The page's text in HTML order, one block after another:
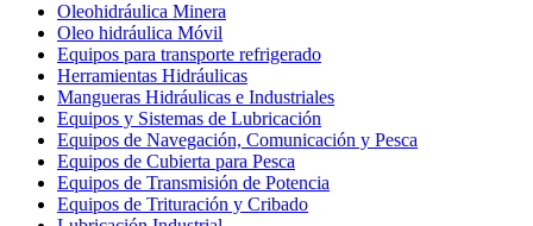
Oleohidráulica Minera
Oleo hidráulica Móvil
Equipos para transporte refrigerado
Herramientas Hidráulicas
Mangueras Hidráulicas e Industriales
Equipos y Sistemas de Lubricación
Equipos de Navegación, Comunicación y Pesca
Equipos de Cubierta para Pesca
Equipos de Transmisión de Potencia
Equipos de Trituración y Cribado